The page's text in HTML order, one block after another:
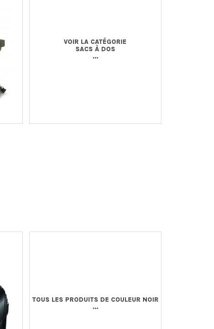
VOIR LA CATÉGORIE
SACS À DOS
...
TOUS LES PRODUITS DE COULEUR NOIR
...